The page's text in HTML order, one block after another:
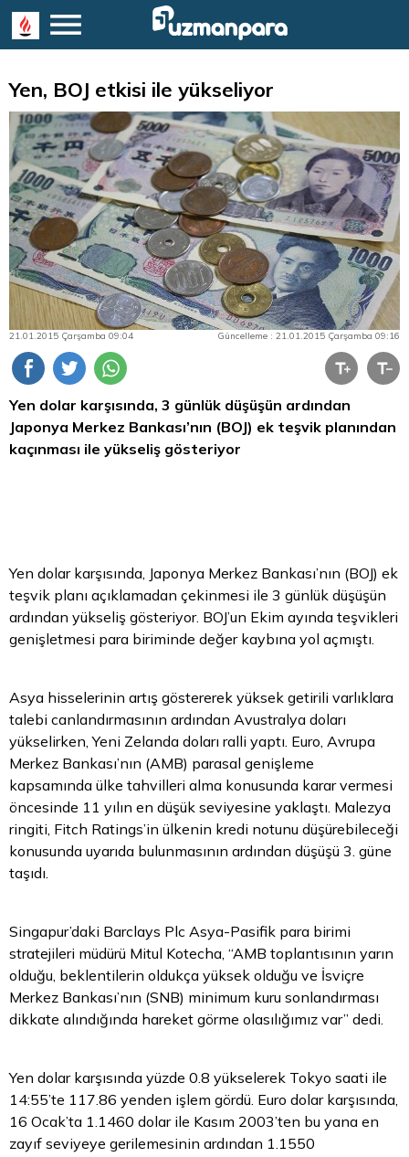
Yen, BOJ etkisi ile yükseliyor
21.01.2015 Çarşamba 09:04 Güncelleme : 21.01.2015 Çarşamba 09:16
Yen dolar karşısında, 3 günlük düşüşün ardından
Japonya Merkez Bankası’nın (BOJ) ek teşvik planından
kaçınması ile yükseliş gösteriyor
Yen dolar karşısında, Japonya Merkez Bankası’nın (BOJ) ek
teşvik planı açıklamadan çekinmesi ile 3 günlük düşüşün
ardından yükseliş gösteriyor. BOJ’un Ekim ayında teşvikleri
genişletmesi para biriminde değer kaybına yol açmıştı.
Asya hisselerinin artış göstererek yüksek getirili varlıklara
talebi canlandırmasının ardından Avustralya doları
yükselirken,Yeni Zelanda doları ralli yaptı. Euro, Avrupa
Merkez Bankası’nın (AMB) parasal genişleme
kapsamında ülke tahvilleri alma konusunda karar vermesi
öncesinde 11 yılın en düşük seviyesine yaklaştı. Malezya
ringiti, Fitch Ratings’in ülkenin kredi notunu düşürebileceği
konusunda uyarıda bulunmasının ardından düşüşü 3. güne
taşıdı.
Singapur’daki Barclays Plc Asya-Pasifik para birimi
stratejileri müdürü Mitul Kotecha, “AMB toplantısının yarın
olduğu, beklentilerin oldukça yüksek olduğu ve İsviçre
Merkez Bankası’nın (SNB) minimum kuru sonlandırması
dikkate alındığında hareket görme olasılığımız var” dedi.
Yen dolar karşısında yüzde 0.8 yükselerek Tokyo saati ile
14:55’te 117.86 yenden işlem gördü. Euro dolar karşısında,
16 Ocak’ta 1.1460 dolar ile Kasım 2003’ten bu yana en
zayıf seviyeye gerilemesinin ardından 1.1550